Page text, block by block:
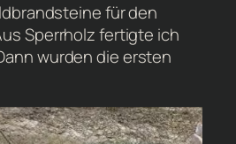
für den
Sperrholz fertigte ich
wurden die ersten